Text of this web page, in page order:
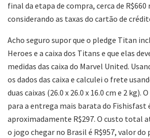
final da etapa de compra, cerca de R$660
considerando as taxas do cartão de
Acho seguro supor que o pledge Titan
Heroes e a caixa dos Titans e que elas
medidas das caixa do Marvel United.
os dados das caixa e calculei o frete
duas caixas (26.0 x 26.0 x 16.0 cm e 2 kg).
para a entrega mais barata do Fishisfast
aproximadamente R$297. O custo total
o jogo chegar no Brasil é R$957, valor do